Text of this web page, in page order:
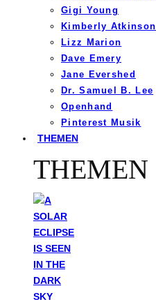
Gigi Young
Kimberly Atkinson
Lizz Marion
Dave Emery
Jane Evershed
Dr. Samuel B. Lee
Openhand
Pinterest Musik
THEMEN
THEMEN